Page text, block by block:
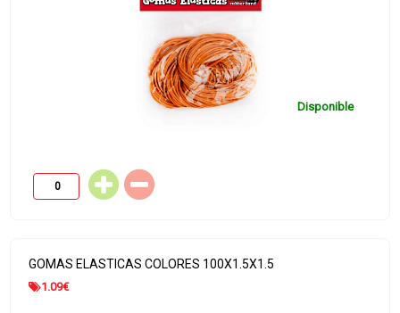
Disponible
GOMAS ELASTICAS COLORES 100X1.5X1.5
1.09€